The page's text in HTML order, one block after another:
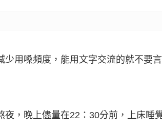
用嗓頻度，能用文字交流的就不要
，晚上儘量在22：30分前，上床睡